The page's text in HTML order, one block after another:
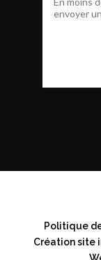
Politique
Création site